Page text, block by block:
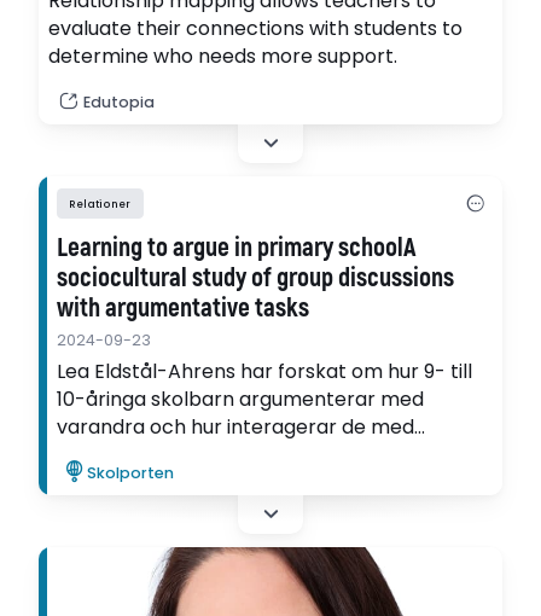
evaluate their connections with students to
determine who needs more support.
Edutopia
Relationer
Learning to argue in primary schoolA
sociocultural study of group discussions
with argumentative tasks
2024-09-23
Lea Eldstål-Ahrens har forskat om hur 9- till
10-åringa skolbarn argumenterar med
varandra och hur interagerar de med
läraren, när de arbetar med argumentativa
uppgifter.
Skolporten